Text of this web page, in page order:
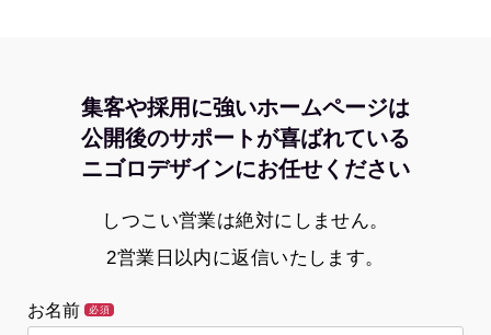
集客や採用に強いホームページは
公開後のサポートが喜ばれている
ニゴロデザインにお任せください
しつこい営業は絶対にしません。
2営業日以内に返信いたします。
お名前 必須